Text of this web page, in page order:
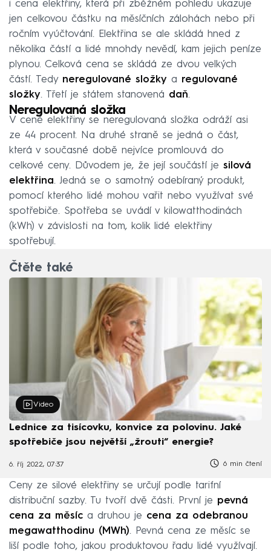
i cena elektřiny, která při zběžném pohledu ukazuje
jen celkovou částku na měsíčních zálohách nebo při
ročním vyúčtování. Elektřina se ale skládá hned z
několika částí a lidé mnohdy nevědí, kam jejich peníze
plynou. Celková cena se skládá ze dvou velkých
částí. Tedy neregulované složky a regulované
složky. Třetí je státem stanovená daň.
Neregulovaná složka
V ceně elektřiny se neregulovaná složka odráží asi
ze 44 procent. Na druhé straně se jedná o část,
která v současné době nejvíce promlouvá do
celkové ceny. Důvodem je, že její součástí je silová
elektřina. Jedná se o samotný odebíraný produkt,
pomocí kterého lidé mohou vařit nebo využívat své
spotřebiče. Spotřeba se uvádí v kilowatthodinách
(kWh) v závislosti na tom, kolik lidé elektřiny
spotřebují.
Čtěte také
Video
Lednice za tisícovku, konvice za polovinu. Jaké
spotřebiče jsou největší „žrouti“ energie?
6. říj 2022, 07:37 6 min čtení
Ceny ze silové elektřiny se určují podle tarifní
distribuční sazby. Tu tvoří dvě části. První je pevná
cena za měsíc a druhou je cena za odebranou
megawatthodinu (MWh). Pevná cena ze měsíc se
liší podle toho, jakou produktovou řadu lidé využívají.